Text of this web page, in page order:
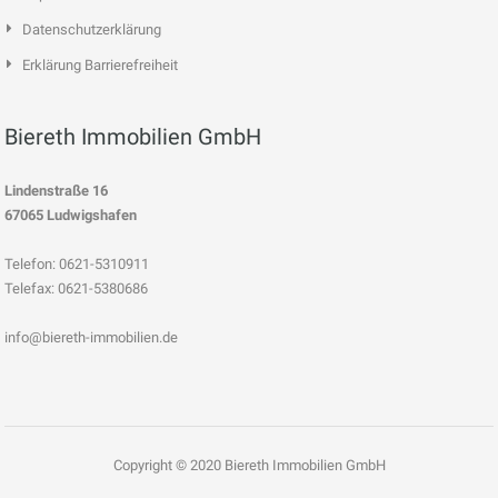
Datenschutzerklärung
Erklärung Barrierefreiheit
Biereth Immobilien GmbH
Lindenstraße 16
67065 Ludwigshafen
Telefon: 0621-5310911
Telefax: 0621-5380686
info@biereth-immobilien.de
Copyright © 2020 Biereth Immobilien GmbH